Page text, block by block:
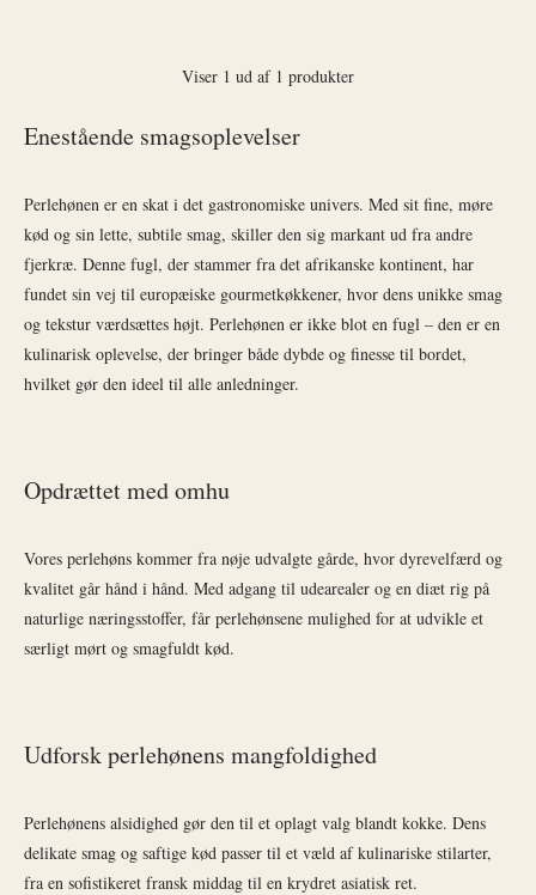
Viser 1 ud af 1 produkter
Enestående smagsoplevelser
Perlehønen er en skat i det gastronomiske univers. Med sit fine, møre
kød og sin lette, subtile smag, skiller den sig markant ud fra andre
fjerkræ. Denne fugl, der stammer fra det afrikanske kontinent, har
fundet sin vej til europæiske gourmetkøkkener, hvor dens unikke smag
og tekstur værdsættes højt. Perlehønen er ikke blot en fugl – den er en
kulinarisk oplevelse, der bringer både dybde og finesse til bordet,
hvilket gør den ideel til alle anledninger.
Opdrættet med omhu
Vores perlehøns kommer fra nøje udvalgte gårde, hvor dyrevelfærd og
kvalitet går hånd i hånd. Med adgang til udearealer og en diæt rig på
naturlige næringsstoffer, får perlehønsene mulighed for at udvikle et
særligt mørt og smagfuldt kød.
Udforsk perlehønens mangfoldighed
Perlehønens alsidighed gør den til et oplagt valg blandt kokke. Dens
delikate smag og saftige kød passer til et væld af kulinariske stilarter,
fra en sofistikeret fransk middag til en krydret asiatisk ret.